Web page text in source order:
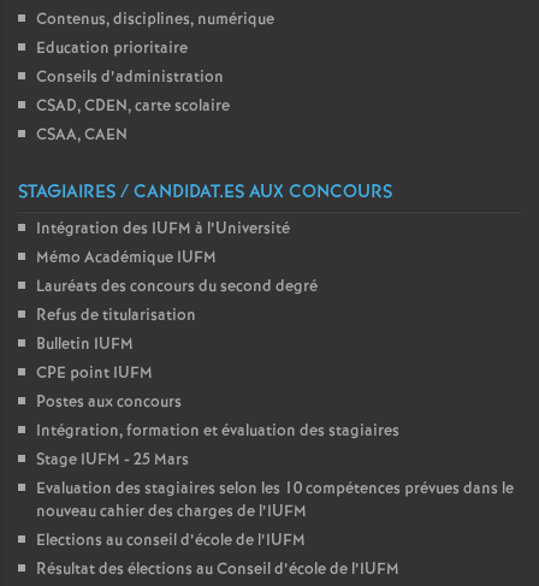
Contenus, disciplines, numérique
Education prioritaire
Conseils d’administration
CSAD, CDEN, carte scolaire
CSAA, CAEN
STAGIAIRES / CANDIDAT.ES AUX CONCOURS
Intégration des IUFM à l’Université
Mémo Académique IUFM
Lauréats des concours du second degré
Refus de titularisation
Bulletin IUFM
CPE point IUFM
Postes aux concours
Intégration, formation et évaluation des stagiaires
Stage IUFM - 25 Mars
Evaluation des stagiaires selon les 10 compétences prévues dans le
nouveau cahier des charges de l’IUFM
Elections au conseil d’école de l’IUFM
Résultat des élections au Conseil d’école de l’IUFM